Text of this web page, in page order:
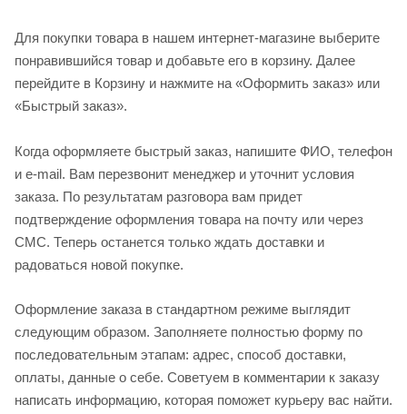
Для покупки товара в нашем интернет-магазине выберите
понравившийся товар и добавьте его в корзину. Далее
перейдите в Корзину и нажмите на «Оформить заказ» или
«Быстрый заказ».
Когда оформляете быстрый заказ, напишите ФИО, телефон
и e-mail. Вам перезвонит менеджер и уточнит условия
заказа. По результатам разговора вам придет
подтверждение оформления товара на почту или через
СМС. Теперь останется только ждать доставки и
радоваться новой покупке.
Оформление заказа в стандартном режиме выглядит
следующим образом. Заполняете полностью форму по
последовательным этапам: адрес, способ доставки,
оплаты, данные о себе. Советуем в комментарии к заказу
написать информацию, которая поможет курьеру вас найти.